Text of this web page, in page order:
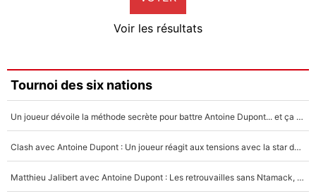
Faris Moumbagna
4%
Un autre joueur
5%
Voir les résultats
Tournoi des six nations
Un joueur dévoile la méthode secrète pour battre Antoine Dupont... et ça marche !
Clash avec Antoine Dupont : Un joueur réagit aux tensions avec la star du XV de France !
Matthieu Jalibert avec Antoine Dupont : Les retrouvailles sans Ntamack, «il y a eu des discussions»